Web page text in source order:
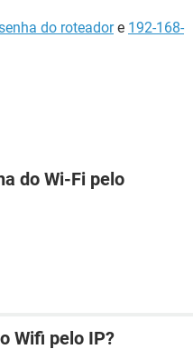
do roteadore 192-168-
do Wi-Fi pelo
Wifi pelo IP?